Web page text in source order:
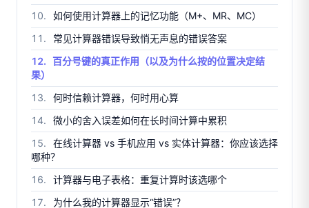
如何使用计算器上的记忆功能（M+、MR、MC）
常见计算器错误导致悄无声息的错误答案
百分号键的真正作用（以及为什么按的位置决定结
果）
何时信赖计算器，何时用心算
微小的舍入误差如何在长时间计算中累积
在线计算器 vs 手机应用 vs 实体计算器：你应该选择
哪种？
计算器与电子表格：重复计算时该选哪个
为什么我的计算器显示“错误”？